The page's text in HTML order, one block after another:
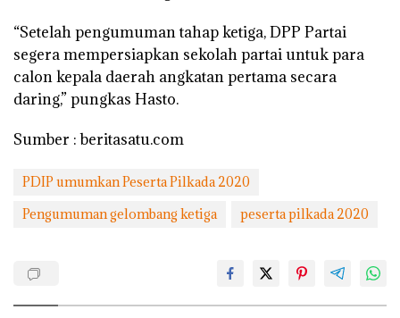
“Setelah pengumuman tahap ketiga, DPP Partai
segera mempersiapkan sekolah partai untuk para
calon kepala daerah angkatan pertama secara
daring,” pungkas Hasto.
Sumber : beritasatu.com
PDIP umumkan Peserta Pilkada 2020
Pengumuman gelombang ketiga
peserta pilkada 2020